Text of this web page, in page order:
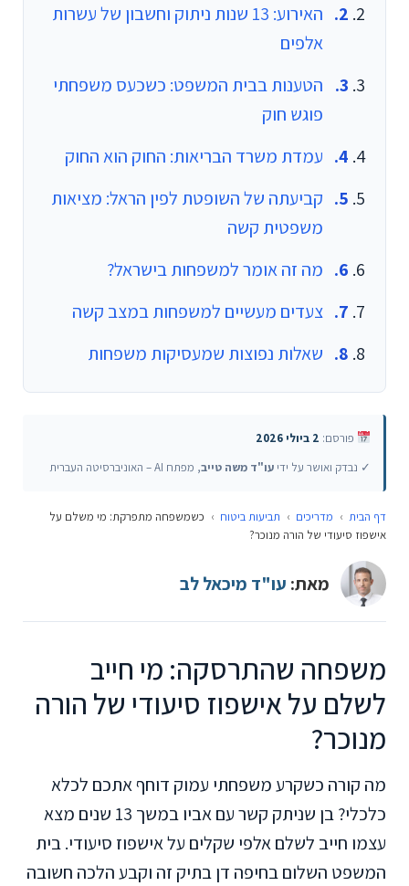
האירוע: 13 שנות ניתוק וחשבון של עשרות
אלפים
הטענות בבית המשפט: כשכעס משפחתי
פוגש חוק
עמדת משרד הבריאות: החוק הוא החוק
קביעתה של השופטת לפין הראל: מציאות
משפטית קשה
מה זה אומר למשפחות בישראל?
צעדים מעשיים למשפחות במצב קשה
שאלות נפוצות שמעסיקות משפחות
פורסם: 2 ביולי 2026
✓ נבדק ואושר על ידי עו"ד משה טייב, מפתח AI – האוניברסיטה העברית
דף הבית › מדריכים › תביעות ביטוח › כשמשפחה מתפרקת: מי משלם על
אישפוז סיעודי של הורה מנוכר?
מאת: עו"ד מיכאל לב
משפחה שהתרסקה: מי חייב
לשלם על אישפוז סיעודי של הורה
מנוכר?
מה קורה כשקרע משפחתי עמוק דוחף אתכם לכלא
כלכלי? בן שניתק קשר עם אביו במשך 13 שנים מצא
עצמו חייב לשלם אלפי שקלים על אישפוז סיעודי. בית
המשפט השלום בחיפה דן בתיק זה וקבע הלכה חשובה